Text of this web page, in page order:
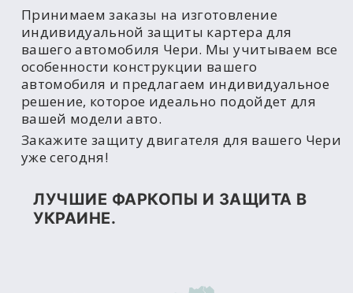
Принимаем заказы на изготовление
индивидуальной защиты картера для
вашего автомобиля Чери. Мы учитываем все
особенности конструкции вашего
автомобиля и предлагаем индивидуальное
решение, которое идеально подойдет для
вашей модели авто.
Закажите защиту двигателя для вашего Чери
уже сегодня!
ЛУЧШИЕ ФАРКОПЫ И ЗАЩИТА В
УКРАИНЕ.